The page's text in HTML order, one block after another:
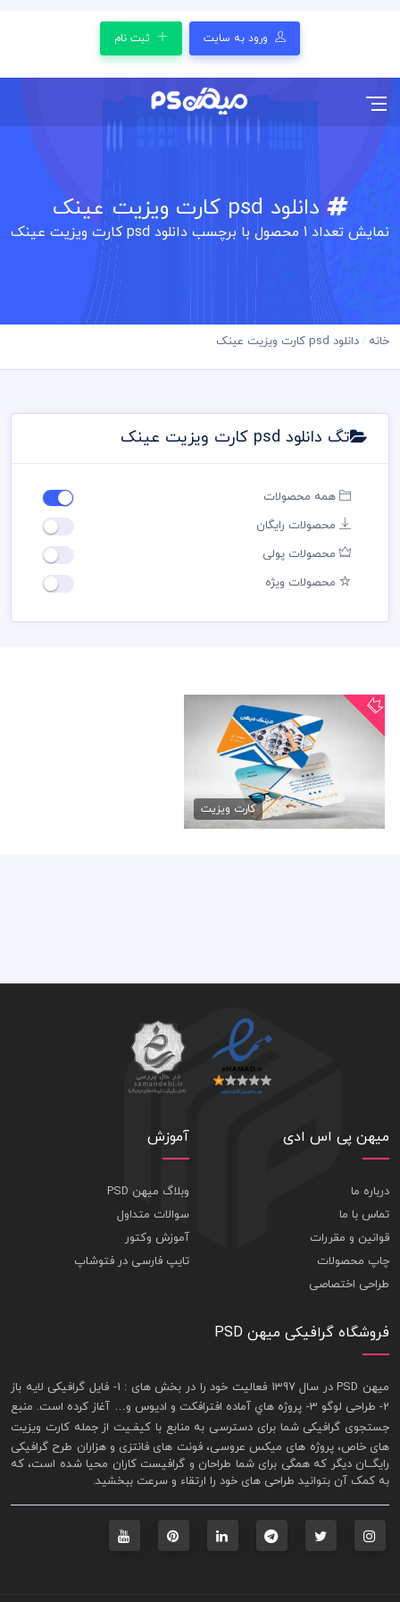
ورود به سایت ثبت نام
دانلود psd کارت ویزیت عینک
نمایش تعداد 1 محصول با برچسب دانلود psd کارت ویزیت عینک
خانه دانلود psd کارت ویزیت عینک
تگ دانلود psd کارت ویزیت عینک
همه محصولات
محصولات رایگان
محصولات پولی
محصولات ویژه
دانلود psd کارت ویزیت عینک
79,000 تومان
کارت ویزیت
میهن پی اس ادی
درباره ما
تماس با ما
قوانین و مقررات
چاپ محصولات
طراحی اختصاصی
آموزش
وبلاگ میهن PSD
سوالات متداول
آموزش وکتور
تایپ فارسی در فتوشاپ
فروشگاه گرافیکی میهن PSD
ميهن PSD در سال 1397 فعاليت خود را در بخش های : 1-
فايل گرافيکی لايه باز
2- طراحی لوگو 3- پروژه هاي آماده افترافکت و اديوس و… آغاز کرده است. منبع
جستجوی گرافيکی شما برای دسترسی به منابع با کيفـيت از جملهکارت ويزيت
های خاص، پروژه های ميکس عروسی، فونت های فانتزی و هزاران طرح گرافیکی
رايگــان ديگر که همگی برای شما طراحان و گرافيست کاران محيا شده است، که
به کمک آن بتوانيد طراحی های خود را ارتقاء و سرعت ببخشيد.